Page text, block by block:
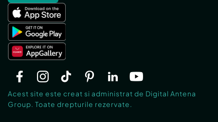
Acest site este creat si administrat de Digital Antena
Group. Toate drepturile rezervate.